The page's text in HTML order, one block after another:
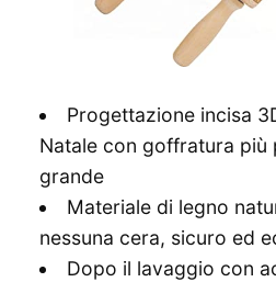
Progettazione incisa
Natale con goffratura più
grande
Materiale di legno
nessuna cera, sicuro ed
Dopo il lavaggio con